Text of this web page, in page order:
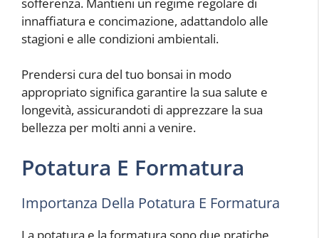
innaffiatura e concimazione, adattandolo alle
stagioni e alle condizioni ambientali.
Prendersi cura del tuo bonsai in modo
appropriato significa garantire la sua salute e
longevità, assicurandoti di apprezzare la sua
bellezza per molti anni a venire.
Potatura E Formatura
Importanza Della Potatura E Formatura
La potatura e la formatura sono due pratiche